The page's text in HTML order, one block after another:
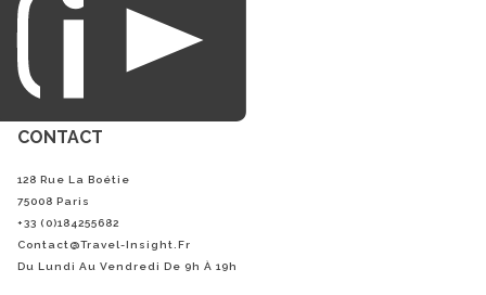
CONTACT
128 Rue La Boétie
75008 Paris
+33 (0)184255682
Contact@Travel-Insight.fr
Du Lundi Au Vendredi De 9h À 19h